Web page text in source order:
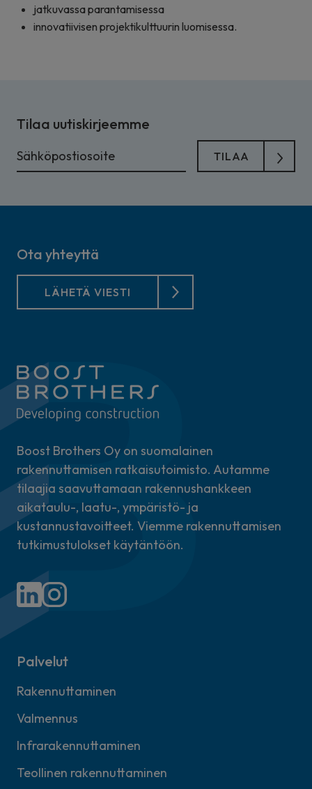
jatkuvassa parantamisessa
innovatiivisen projektikulttuurin luomisessa.
Tilaa uutiskirjeemme
Boost Brothers Oy on suomalainen
rakennuttamisen ratkaisutoimisto. Autamme
tilaajia saavuttamaan rakennushankkeen
aikataulu-, laatu-, ympäristö- ja
kustannustavoitteet. Viemme rakennuttamisen
tutkimustulokset käytäntöön.
Palvelut
Rakennuttaminen
Valmennus
Infrarakennuttaminen
Teollinen rakennuttaminen
Ota yhteyttä
LÄHETÄ VIESTI